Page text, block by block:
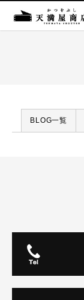
アクセス
BLOG一覧